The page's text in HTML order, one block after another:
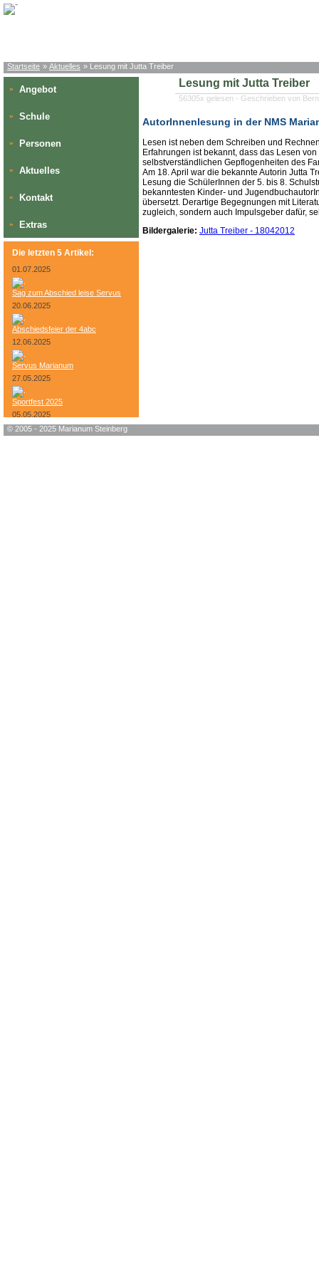
Startseite » Aktuelles » Lesung mit Jutta Treiber
» Angebot
» Schule
» Personen
» Aktuelles
» Kontakt
» Extras
Die letzten 5 Artikel:
01.07.2025
Sag zum Abschied leise Servus
20.06.2025
Abschiedsfeier der 4abc
12.06.2025
Servus Marianum
27.05.2025
Sportfest 2025
05.05.2025
Bundesheer-Tag
Lesung mit Jutta Treiber
56305x gelesen - Geschrieben von
AutorInnenlesung in der NMS
Lesen ist neben dem Schreiben und
Erfahrungen ist bekannt, dass das Lesen
selbstverständlichen Gepflogenheiten des
Am 18. April war die bekannte Autorin Jutta
Lesung die SchülerInnen der 5. bis 8.
bekanntesten Kinder- und
übersetzt. Derartige Begegnungen mit
zugleich, sondern auch Impulsgeber dafür,
Bildergalerie: Jutta Treiber - 18042012
© 2005 - 2025 Marianum Steinberg